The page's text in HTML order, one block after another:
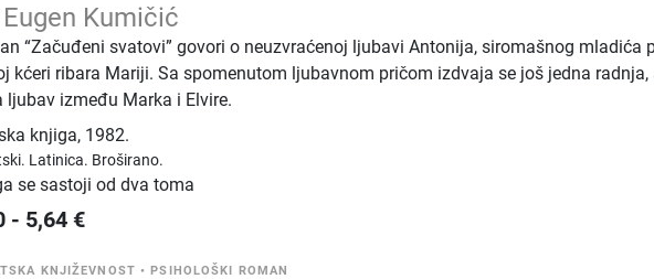
Eugen Kumičić
“Začuđeni svatovi” govori o neuzvraćenoj ljubavi Antonija, siromašnog mladića
kćeri ribara Mariji. Sa spomenutom ljubavnom pričom izdvaja se još jedna radnja,
ljubav između Marka i Elvire.
knjiga, 1982.
Latinica. Broširano.
se sastoji od dva toma
- 5,64 €
KNJIŽEVNOST •PSIHOLOŠKI ROMAN